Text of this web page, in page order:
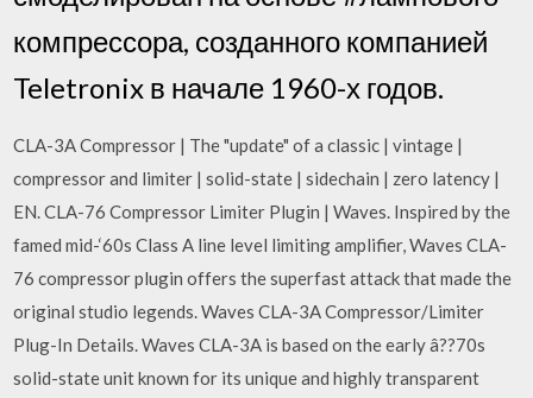
компрессора, созданного компанией
Teletronix в начале 1960-х годов.
CLA-3A Compressor | The "update" of a classic | vintage |
compressor and limiter | solid-state | sidechain | zero latency |
EN. CLA-76 Compressor Limiter Plugin | Waves. Inspired by the
famed mid-‘60s Class A line level limiting amplifier, Waves CLA-
76 compressor plugin offers the superfast attack that made the
original studio legends. Waves CLA-3A Compressor/Limiter
Plug-In Details. Waves CLA-3A is based on the early â??70s
solid-state unit known for its unique and highly transparent